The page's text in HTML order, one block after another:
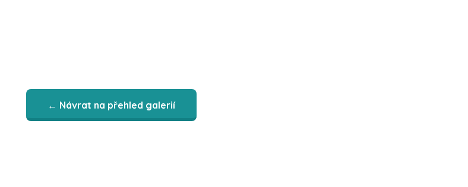
← Návrat na přehled galerií